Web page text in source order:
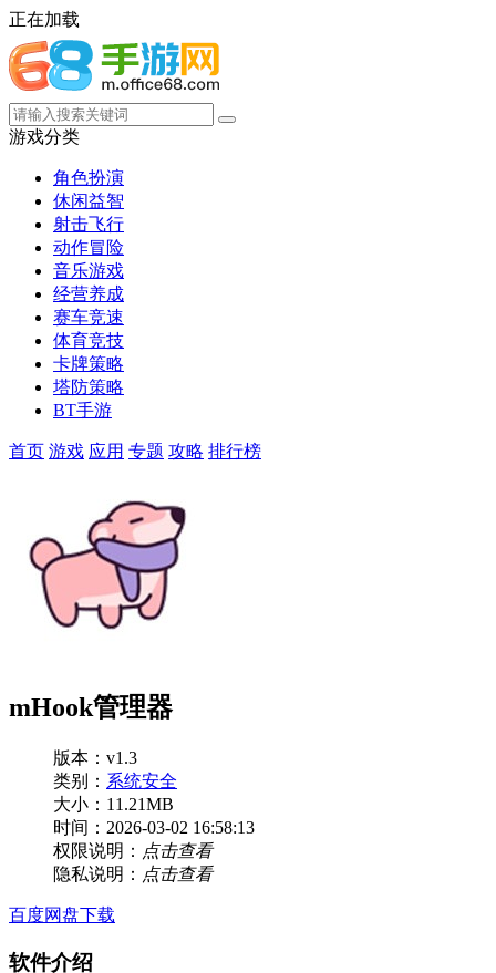
正在加载
游戏分类
角色扮演
休闲益智
射击飞行
动作冒险
音乐游戏
经营养成
赛车竞速
体育竞技
卡牌策略
塔防策略
BT手游
首页 游戏 应用 专题 攻略 排行榜
mHook管理器
版本：v1.3
类别： 系统安全
大小：11.21MB
时间：2026-03-02 16:58:13
权限说明： 点击查看
隐私说明： 点击查看
百度网盘下载
软件介绍